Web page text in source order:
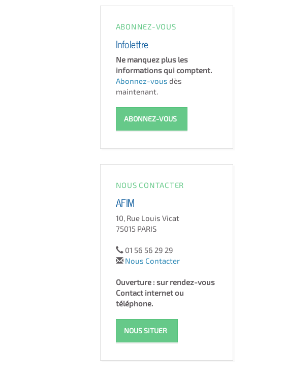
ABONNEZ-VOUS
Infolettre
Ne manquez plus les
informations qui comptent.
Abonnez-vous dès
maintenant.
ABONNEZ-VOUS
NOUS CONTACTER
AFIM
10, Rue Louis Vicat
75015 PARIS
01 56 56 29 29
Nous Contacter
Ouverture : sur rendez-vous
Contact internet ou
téléphone.
NOUS SITUER